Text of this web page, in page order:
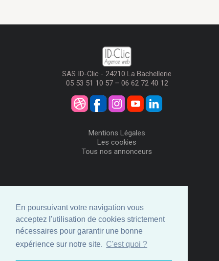
En poursuivant votre navigation vous
acceptez l'utilisation de cookies strictement
nécessaires pour garantir une bonne
expérience sur notre site. C'est quoi ?
SAS ID-Clic - 24210 La Bachellerie
05 53 51 10 57 – 06 62 72 40 12
Mentions Légales
Les cookies
Tous nos annonceurs
Me Connecter
Créer mon Compte
Annonceurs
Comment ça marche